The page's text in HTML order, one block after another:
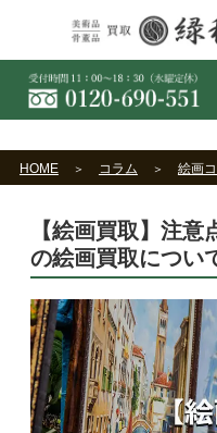
HOME コラム 絵画
【絵画買取】注
の絵画買取につい